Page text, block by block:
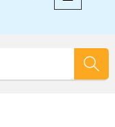
Toggle